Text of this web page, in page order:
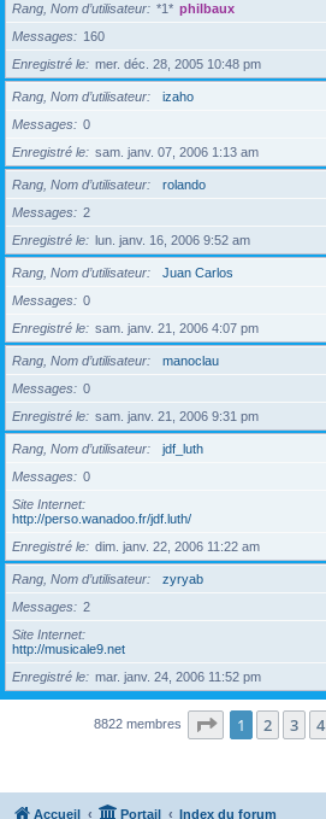
Rang, Nom d’utilisateur *1* philbaux
Messages
160
Enregistré le
mer. déc. 28, 2005 10:48 pm
Rang, Nom d’utilisateur
izaho
Messages
0
Enregistré le
sam. janv. 07, 2006 1:13 am
Rang, Nom d’utilisateur
rolando
Messages
2
Enregistré le
lun. janv. 16, 2006 9:52 am
Rang, Nom d’utilisateur
Juan Carlos
Messages
0
Enregistré le
sam. janv. 21, 2006 4:07 pm
Rang, Nom d’utilisateur
manoclau
Messages
0
Enregistré le
sam. janv. 21, 2006 9:31 pm
Rang, Nom d’utilisateur
jdf_luth
Messages
0
Site Internet
http://perso.wanadoo.fr/jdf.luth/
Enregistré le
dim. janv. 22, 2006 11:22 am
Rang, Nom d’utilisateur
zyryab
Messages
2
Site Internet
http://musicale9.net
Enregistré le
mar. janv. 24, 2006 11:52 pm
8822 membres Page 1sur177
1 2 3 4
Accueil Portail Index du forum